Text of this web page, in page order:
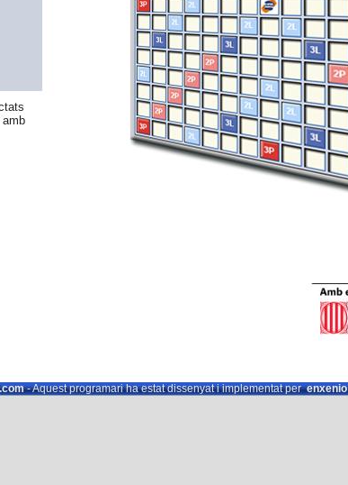
amb
- Aquest programari ha estat dissenyat i implementat perenxenio